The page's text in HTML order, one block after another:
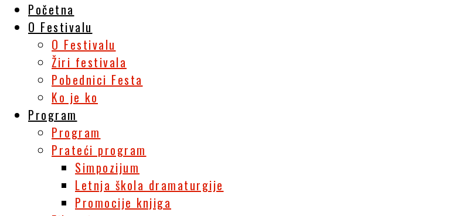
Početna
O Festivalu
O Festivalu
Žiri festivala
Pobednici Festa
Ko je ko
Program
Program
Prateći program
Simpozijum
Letnja škola dramaturgije
Promocije knjiga